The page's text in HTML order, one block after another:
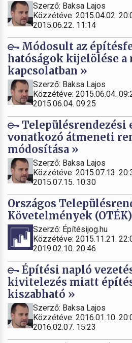
Szerző: Baksa Lajos
Közzétéve: 2015.04.02.
2015.06.22. 11:14
Módosult az
hatóságok kijelölése
kapcsolatban »
Szerző: Baksa Lajos
Közzétéve: 2015.06.04.
2015.06.04. 09:25
Településrendezési
vonatkozó átmeneti
módosítása »
Szerző: Baksa Lajos
Közzétéve: 2015.07.13.
2015.07.15. 10:30
Országos
Követelmények
Szerző: Építésijog.hu
Közzétéve: 2015.11.21.
2019.02.10. 20:46
Építési napló
kivitelezés miatt
kiszabható »
Szerző: Baksa Lajos
Közzétéve: 2016.01.10.
2016.02.07. 15:23